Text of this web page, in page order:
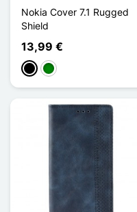
Nokia Cover 7.1 Rugged
Shield
13,99 €
NegroVerde